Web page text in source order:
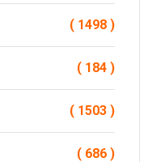
( 1498 )
( 184 )
( 1503 )
( 686 )